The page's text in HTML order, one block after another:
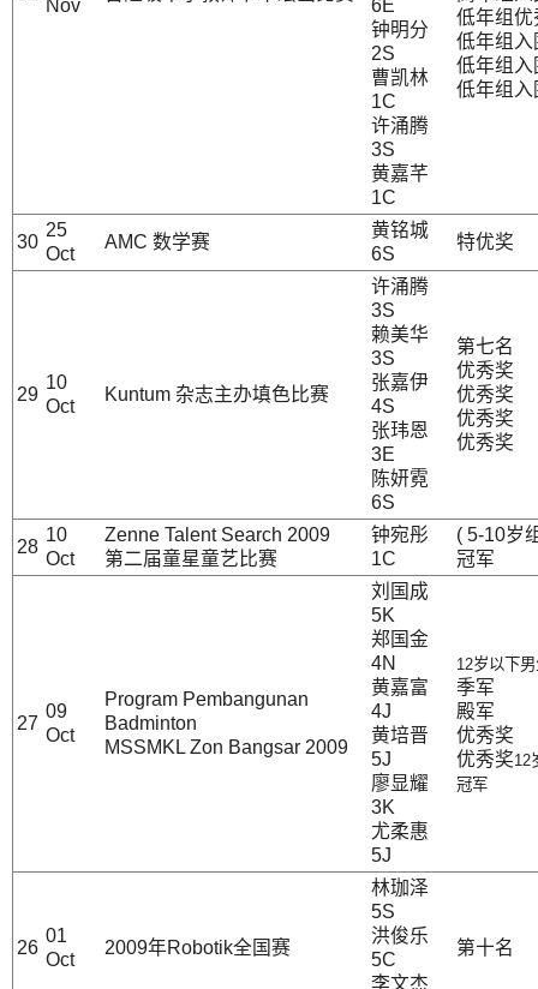
Nov
6E
钟明分
2S
曹凯林
1C
许涌腾
3S
黄嘉芊
1C
低年组优
低年组入
低年组入
低年组入
30
25
Oct
AMC 数学赛
黄铭城
6S
特优奖
29
10
Oct
Kuntum 杂志主办填色比赛
许涌腾
3S
赖美华
3S
张嘉伊
4S
张玮恩
3E
陈妍霓
6S
第七名
优秀奖
优秀奖
优秀奖
优秀奖
28
10
Oct
Zenne Talent Search 2009
第二届童星童艺比赛
钟宛彤
1C
( 5-10岁
冠军
27
09
Oct
Program Pembangunan
Badminton
MSSMKL Zon Bangsar 2009
刘国成
5K
郑国金
4N
黄嘉富
4J
黄培晋
5J
廖显耀
3K
尤柔惠
5J
12岁以下
季军
殿军
优秀奖
优秀奖12
冠军
26
01
Oct
2009年Robotik全国赛
林珈泽
5S
洪俊乐
5C
李文杰
第十名